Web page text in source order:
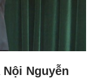
Nội Nguyễn